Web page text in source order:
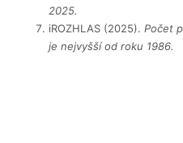
2025.
iROZHLAS (2025). Počet
je nejvyšší od roku 1986.